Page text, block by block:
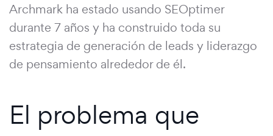
Archmark ha estado usando SEOptimer
durante 7 años y ha construido toda su
estrategia de generación de leads y liderazgo
de pensamiento alrededor de él.
El problema que